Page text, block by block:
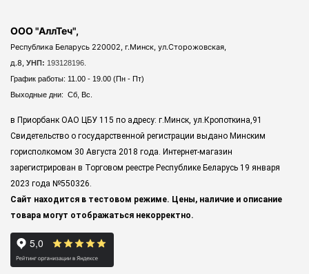
ООО "АллТеч",
Республика Беларусь 220002, г.Минск, ул.Сторожовская,
д.8, УНП: 193128196.
График работы: 11.00 - 19.00 (Пн - Пт)
Выходные дни: Сб, Вс.
в Приорбанк ОАО ЦБУ 115 по адресу: г.Минск, ул.Кропоткина,91
Свидетельство о государственной регистрации выдано Минским
горисполкомом 30 Августа 2018 года. Интернет-магазин
зарегистрирован в Торговом реестре Республике Беларусь 19 января
2023 года №550326.
Сайт находится в тестовом режиме. Цены, наличие и описание
товара могут отображаться некорректно.